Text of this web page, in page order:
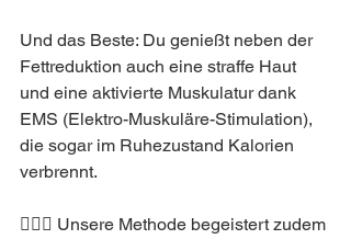
Und das Beste: Du genießt neben der
Fettreduktion auch eine straffe Haut
und eine aktivierte Muskulatur dank
EMS (Elektro-Muskuläre-Stimulation),
die sogar im Ruhezustand Kalorien
verbrennt.
🏋‍♀🔥 Unsere Methode begeistert zudem